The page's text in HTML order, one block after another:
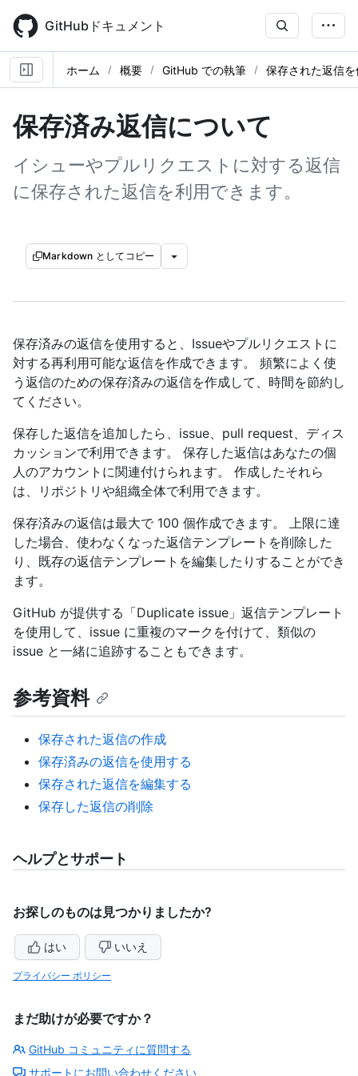
main
content
GitHubドキュメント
ホーム 概要 GitHub での執筆 保存された返信
保存済み返信について
イシューやプルリクエストに対する返信
に保存された返信を利用できます。
Markdown としてコピー
保存済みの返信を使用すると、Issueやプルリクエストに
対する再利用可能な返信を作成できます。 頻繁によく使
う返信のための保存済みの返信を作成して、時間を節約し
てください。
保存した返信を追加したら、issue、pull request、ディス
カッションで利用できます。 保存した返信はあなたの個
人のアカウントに関連付けられます。 作成したそれら
は、リポジトリや組織全体で利用できます。
保存済みの返信は最大で 100 個作成できます。 上限に達
した場合、使わなくなった返信テンプレートを削除した
り、既存の返信テンプレートを編集したりすることができ
ます。
GitHub が提供する「Duplicate issue」返信テンプレート
を使用して、issue に重複のマークを付けて、類似の
issue と一緒に追跡することもできます。
参考資料
保存された返信の作成
保存済みの返信を使用する
保存された返信を編集する
保存した返信の削除
ヘルプとサポート
お探しのものは見つかりましたか?
はい いいえ
プライバシー ポリシー
まだ助けが必要ですか？
GitHub コミュニティに質問する
サポートにお問い合わせください